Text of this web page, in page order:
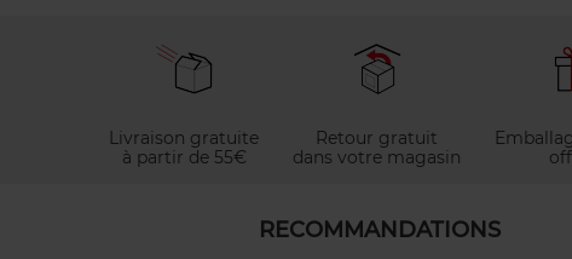
Livraison gratuite
à partir de 55€
Retour gratuit
dans votre magasin
RECOMMANDATIONS